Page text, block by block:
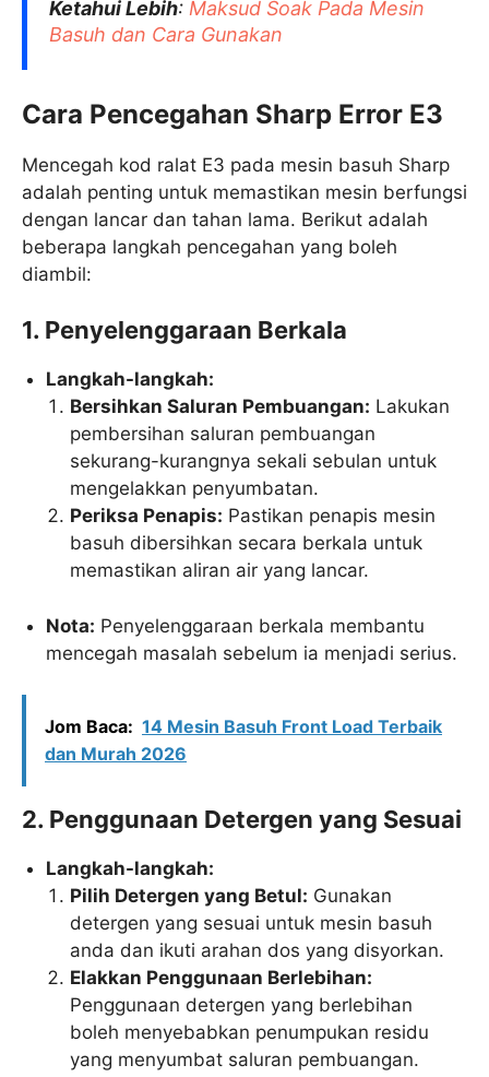
Ketahui Lebih: Maksud Soak Pada Mesin
Basuh dan Cara Gunakan
Cara Pencegahan Sharp Error E3
Mencegah kod ralat E3 pada mesin basuh Sharp
adalah penting untuk memastikan mesin berfungsi
dengan lancar dan tahan lama. Berikut adalah
beberapa langkah pencegahan yang boleh
diambil:
1. Penyelenggaraan Berkala
Langkah-langkah:
Bersihkan Saluran Pembuangan: Lakukan
pembersihan saluran pembuangan
sekurang-kurangnya sekali sebulan untuk
mengelakkan penyumbatan.
Periksa Penapis: Pastikan penapis mesin
basuh dibersihkan secara berkala untuk
memastikan aliran air yang lancar.
Nota: Penyelenggaraan berkala membantu
mencegah masalah sebelum ia menjadi serius.
Jom Baca: 14 Mesin Basuh Front Load Terbaik
dan Murah 2026
2. Penggunaan Detergen yang Sesuai
Langkah-langkah:
Pilih Detergen yang Betul: Gunakan
detergen yang sesuai untuk mesin basuh
anda dan ikuti arahan dos yang disyorkan.
Elakkan Penggunaan Berlebihan:
Penggunaan detergen yang berlebihan
boleh menyebabkan penumpukan residu
yang menyumbat saluran pembuangan.